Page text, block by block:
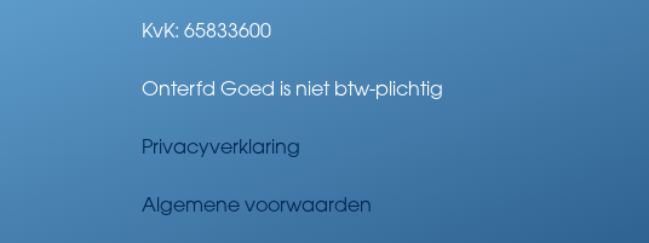
KvK: 65833600
Onterfd Goed is niet btw-plichtig
Privacyverklaring
Algemene voorwaarden